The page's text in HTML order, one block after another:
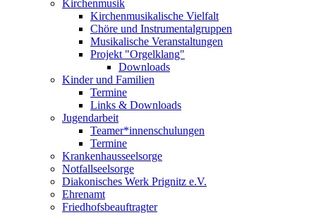
Kirchenmusik
Kirchenmusikalische Vielfalt
Chöre und Instrumentalgruppen
Musikalische Veranstaltungen
Projekt "Orgelklang"
Downloads
Kinder und Familien
Termine
Links & Downloads
Jugendarbeit
Teamer*innenschulungen
Termine
Krankenhausseelsorge
Notfallseelsorge
Diakonisches Werk Prignitz e.V.
Ehrenamt
Friedhofsbeauftragter